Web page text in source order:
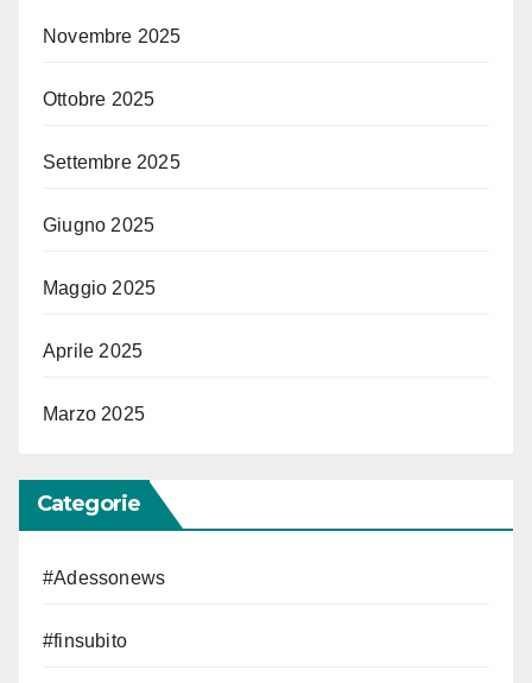
Novembre 2025
Ottobre 2025
Settembre 2025
Giugno 2025
Maggio 2025
Aprile 2025
Marzo 2025
Categorie
#Adessonews
#finsubito